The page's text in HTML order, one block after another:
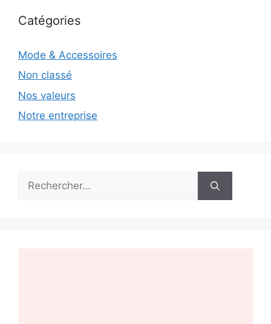
Catégories
Mode & Accessoires
Non classé
Nos valeurs
Notre entreprise
Rechercher :